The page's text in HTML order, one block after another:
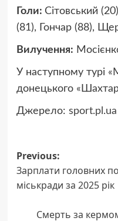
Голи: Сітовський
(81), Гончар (88),
Вилучення:
У наступному турі
донецького
Джерело: sport.pl.ua
Post
navigation
Previous:
Зарплати головних
міськради за 2025 рік
Смерть за